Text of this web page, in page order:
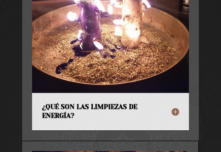
¿QUÉ SON LAS LIMPIEZAS DE
ENERGÍA?